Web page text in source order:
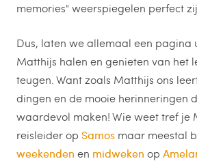
memories" weerspiegelen perfect
Dus, laten we allemaal een pagina
Matthijs halen en genieten van het
teugen. Want zoals Matthijs ons
dingen en de mooie herinneringen
waardevol maken! Wie weet tref je
reisleider op Samos maar meestal
weekenden en midweken op